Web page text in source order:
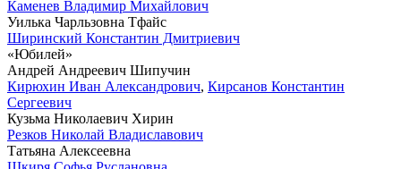
Каменев Владимир Михайлович
Уилька Чарльзовна Тфайс
Ширинский Константин Дмитриевич
«Юбилей»
Андрей Андреевич Шипучин
Кирюхин Иван Александрович, Кирсанов Константин
Сергеевич
Кузьма Николаевич Хирин
Резков Николай Владиславович
Татьяна Алексеевна